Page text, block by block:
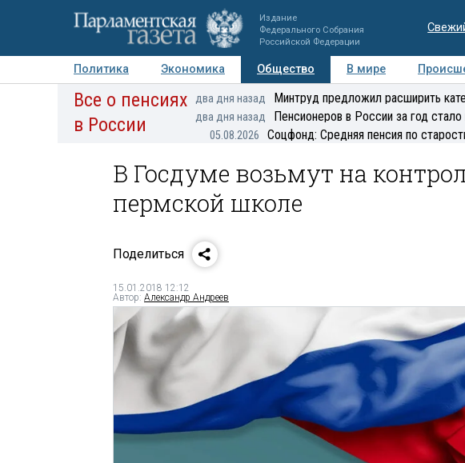
Издание
Федерального Собрания
Российской Федерации
Политика Экономика Общество В мире
Авторы Персоны Мнения Регионы Медиацентр
Все о пенсиях
в России
два дня назад Минтруд предложил расширить
два дня назад Пенсионеров в России за год
05.08.2026 Соцфонд: Средняя пенсия по
В Госдуме возьмут на
пермской школе
Поделиться
15.01.2018 12:12
Автор: Александр Андреев